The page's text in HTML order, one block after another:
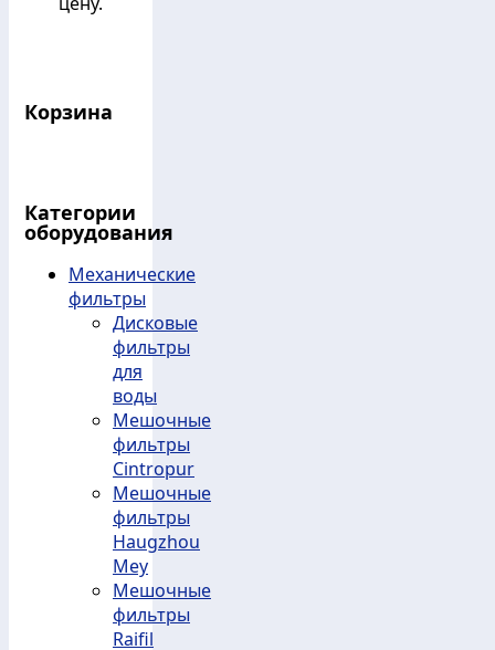
Корзина
Категории
оборудования
Механические
фильтры
Дисковые
фильтры
для
воды
Мешочные
фильтры
Cintropur
Мешочные
фильтры
Haugzhou
Mey
Мешочные
фильтры
Raifil